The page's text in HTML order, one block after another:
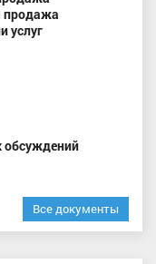
продажа
услуг
обсуждений
Все документы